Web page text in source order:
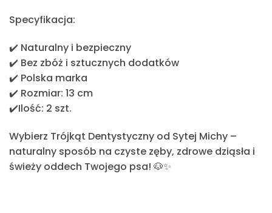
Specyfikacja:
✔️ Naturalny i bezpieczny
✔️ Bez zbóż i sztucznych dodatków
✔️ Polska marka
✔️ Rozmiar: 13 cm
✔️Ilość: 2 szt.
Wybierz Trójkąt Dentystyczny od Sytej Michy –
naturalny sposób na czyste zęby, zdrowe dziąsła i
świeży oddech Twojego psa! 🐶✨